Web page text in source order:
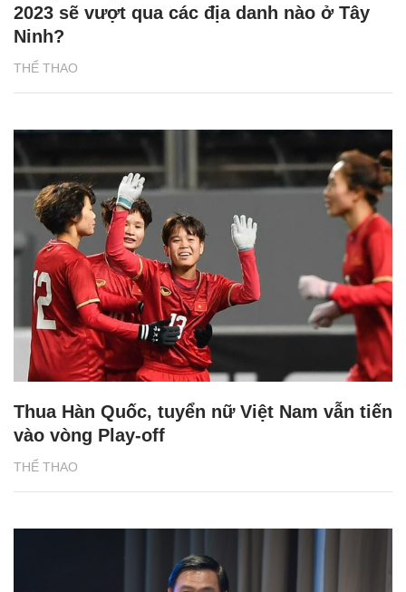
THỂ THAO
2023 sẽ vượt qua các địa danh nào ở Tây
Ninh?
THỂ THAO
Thua Hàn Quốc, tuyển nữ Việt Nam vẫn tiến
vào vòng Play-off